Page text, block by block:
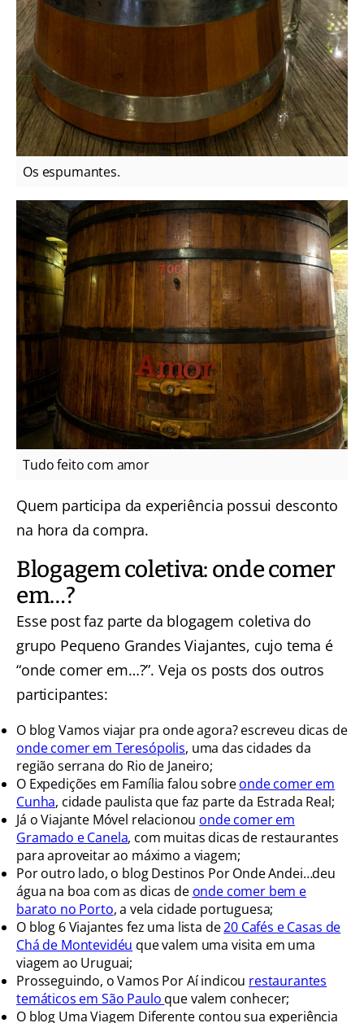
Os espumantes.
Tudo feito com amor
Quem participa da experiência possui desconto
na hora da compra.
Blogagem coletiva: onde comer
em…?
Esse post faz parte da blogagem coletiva do
grupo Pequeno Grandes Viajantes, cujo tema é
“onde comer em…?”. Veja os posts dos outros
participantes:
O blog Vamos viajar pra onde agora? escreveu dicas de
onde comer em Teresópolis, uma das cidades da
região serrana do Rio de Janeiro;
O Expedições em Família falou sobreonde comer em
Cunha, cidade paulista que faz parte da Estrada Real;
Já o Viajante Móvel relacionou onde comer em
Gramado e Canela, com muitas dicas de restaurantes
para aproveitar ao máximo a viagem;
Por outro lado, o blog Destinos Por Onde Andei…deu
água na boa com as dicas de onde comer bem e
barato no Porto, a vela cidade portuguesa;
O blog 6 Viajantes fez uma lista de20 Cafés e Casas de
Chá de Montevidéu que valem uma visita em uma
viagem ao Uruguai;
Prosseguindo, o Vamos Por Aí indicou restaurantes
temáticos em São Paulo que valem conhecer;
O blog Uma Viagem Diferente contou sua experiência